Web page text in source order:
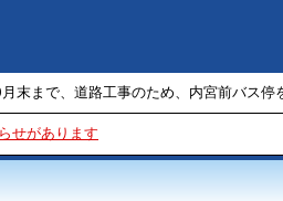
月末まで、道路工事のため、内宮前バス停
せがあります